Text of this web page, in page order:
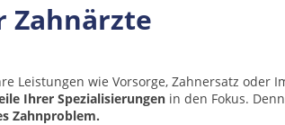
Leistungen wie Vorsorge, Zahnersatz oder
Ihrer Spezialisierungen in den Fokus.
Zahnproblem.